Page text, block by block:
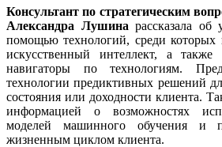
Консультант по стратегическим
Александра Лушина рассказала
помощью технологий, среди которых
искусственный интеллект, а
навигаторы по технологиям.
технологии предиктивных решений
состояния или доходности клиента.
информацией о возможностях
моделей машинного обучения и
жизненным циклом клиента.